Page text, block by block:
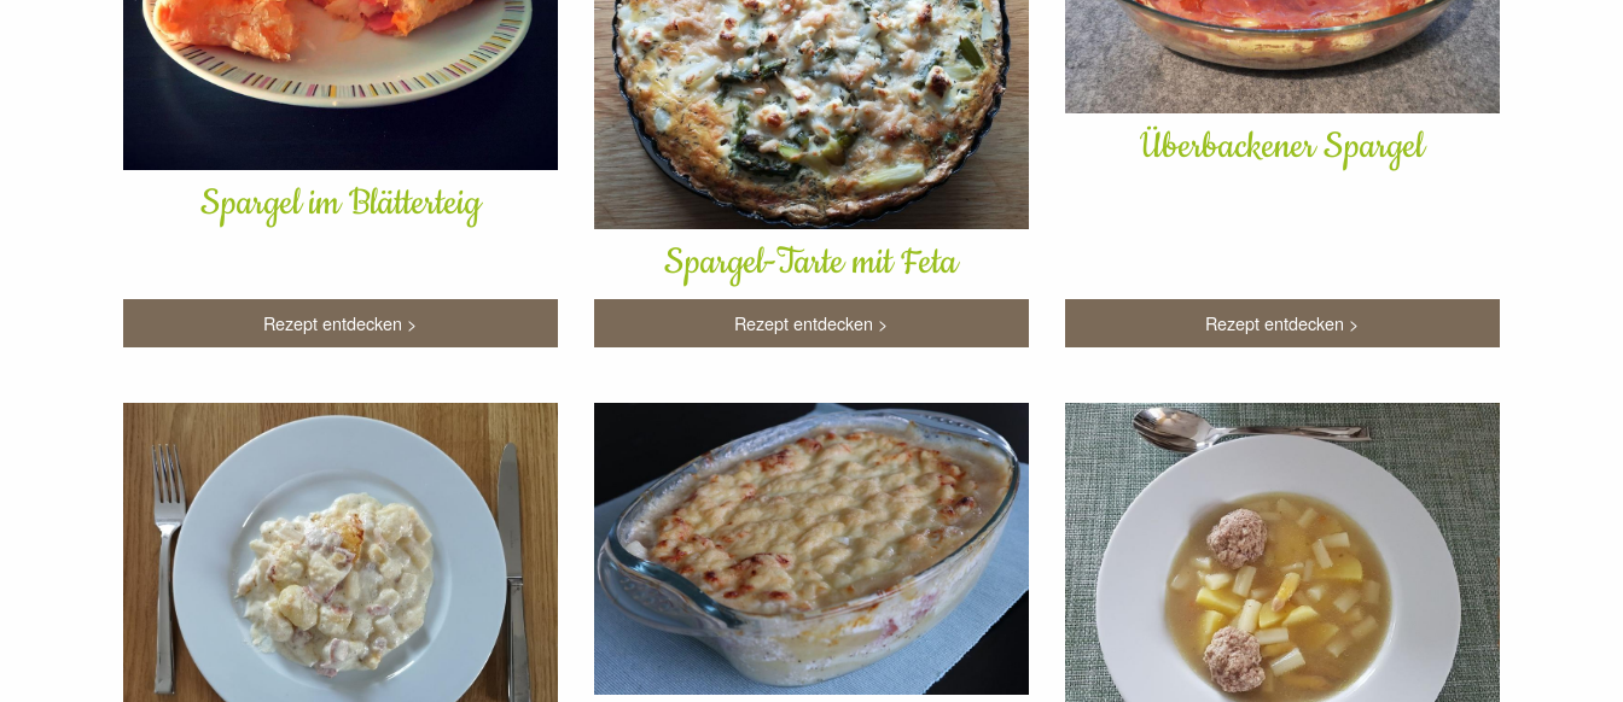
Spargel im Blätterteig
Rezept entdecken >
Spargel-Tarte mit Feta
Rezept entdecken >
Überbackener Spargel
Rezept entdecken >